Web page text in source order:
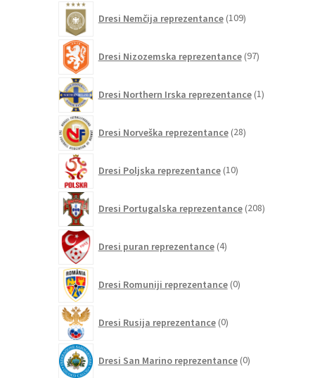
Dresi Nemčija reprezentance 109izdelkov
Dresi Nizozemska reprezentance 97izdelkov
Dresi Northern Irska reprezentance 1izdelek
Dresi Norveška reprezentance 28izdelkov
Dresi Poljska reprezentance 10izdelkov
Dresi Portugalska reprezentance 208izdelkov
Dresi puran reprezentance 4izdelki
Dresi Romuniji reprezentance 0izdelkov
Dresi Rusija reprezentance 0izdelkov
Dresi San Marino reprezentance 0izdelkov